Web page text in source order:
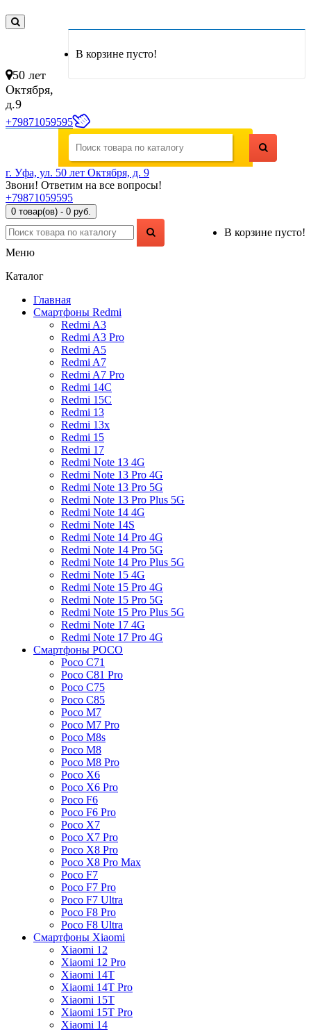
В корзине пусто!
50 лет
Октября,
д.9
+79871059595
г. Уфа, ул. 50 лет Октября, д. 9
Звони! Ответим на все вопросы!
+79871059595
0 товар(ов) - 0 руб.
В корзине пусто!
Меню
Каталог
Главная
Смартфоны Redmi
Redmi A3
Redmi A3 Pro
Redmi A5
Redmi A7
Redmi A7 Pro
Redmi 14C
Redmi 15C
Redmi 13
Redmi 13x
Redmi 15
Redmi 17
Redmi Note 13 4G
Redmi Note 13 Pro 4G
Redmi Note 13 Pro 5G
Redmi Note 13 Pro Plus 5G
Redmi Note 14 4G
Redmi Note 14S
Redmi Note 14 Pro 4G
Redmi Note 14 Pro 5G
Redmi Note 14 Pro Plus 5G
Redmi Note 15 4G
Redmi Note 15 Pro 4G
Redmi Note 15 Pro 5G
Redmi Note 15 Pro Plus 5G
Redmi Note 17 4G
Redmi Note 17 Pro 4G
Смартфоны POCO
Poco C71
Poco C81 Pro
Poco C75
Poco C85
Poco M7
Poco M7 Pro
Poco M8s
Poco M8
Poco M8 Pro
Poco X6
Poco X6 Pro
Poco F6
Poco F6 Pro
Poco X7
Poco X7 Pro
Poco X8 Pro
Poco X8 Pro Max
Poco F7
Poco F7 Pro
Poco F7 Ultra
Poco F8 Pro
Poco F8 Ultra
Смартфоны Xiaomi
Xiaomi 12
Xiaomi 12 Pro
Xiaomi 14T
Xiaomi 14T Pro
Xiaomi 15T
Xiaomi 15T Pro
Xiaomi 14